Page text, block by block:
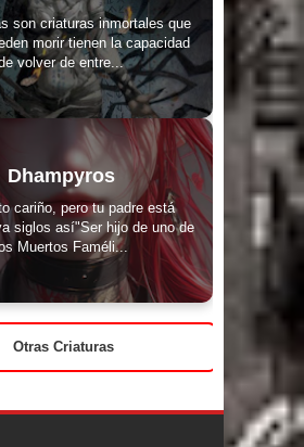
son criaturas inmortales que
morir tienen la capacidad
volver de entre...
Dhampyros
cariño, pero tu padre está
siglos así"Ser hijo de uno de
Muertos Faméli...
Otras Criaturas